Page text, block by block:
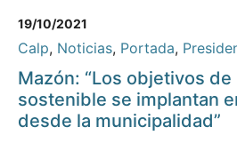
19/10/2021
Calp, Noticias, Portada,
Mazón: “Los objetivos
sostenible se implantan
desde la municipalidad”